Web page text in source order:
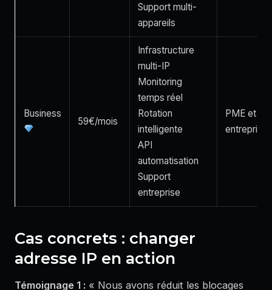
Support multi-
appareils
Business
59€/mois
Infrastructure
multi-IP
Monitoring
temps réel
Rotation
intelligente
API
automatisation
Support
entreprise
PME et
entreprises
Cas concrets : changer
adresse IP en action
Témoignage 1 : « Nous avons réduit les blocages